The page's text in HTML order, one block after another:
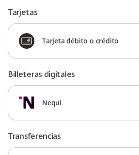
Tarjetas
Tarjeta débito o crédito
Billeteras digitales
Nequi
Transferencias